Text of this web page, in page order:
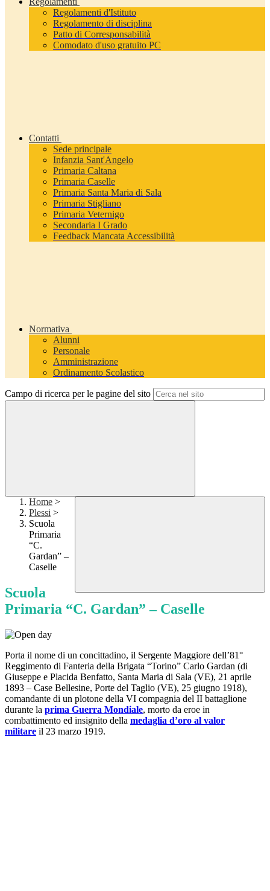
Regolamenti d'Istituto
Regolamento di disciplina
Patto di Corresponsabilità
Comodato d'uso gratuito PC
Contatti
Sede principale
Infanzia Sant'Angelo
Primaria Caltana
Primaria Caselle
Primaria Santa Maria di Sala
Primaria Stigliano
Primaria Veternigo
Secondaria I Grado
Feedback Mancata Accessibilità
Normativa
Alunni
Personale
Amministrazione
Ordinamento Scolastico
Campo di ricerca per le pagine del sito
Home >
Plessi >
Scuola
Primaria
“C.
Gardan” –
Caselle
Scuola
Primaria “C. Gardan” – Caselle
Porta il nome di un concittadino, il Sergente Maggiore dell’81°
Reggimento di Fanteria della Brigata “Torino” Carlo Gardan (di
Giuseppe e Placida Benfatto, Santa Maria di Sala (VE), 21 aprile
1893 – Case Bellesine, Porte del Taglio (VE), 25 giugno 1918),
comandante di un plotone della VI compagnia del II battaglione
durante la prima Guerra Mondiale, morto da eroe in
combattimento ed insignito della medaglia d’oro al valor
militare il 23 marzo 1919.